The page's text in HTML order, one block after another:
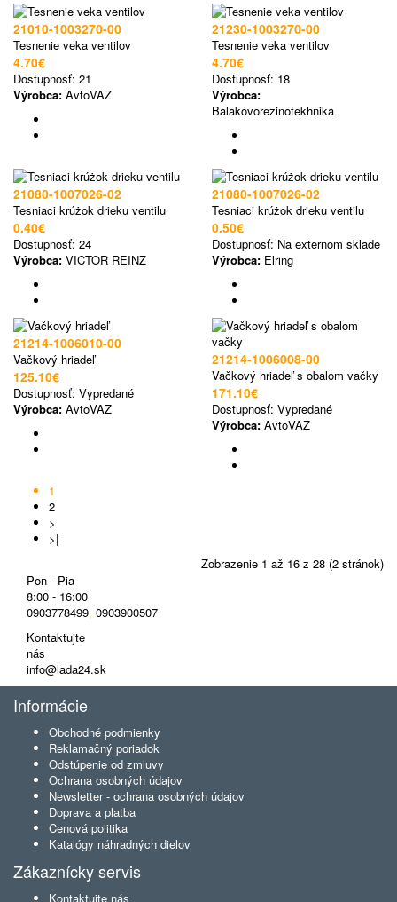
21010-1003270-00
Tesnenie veka ventilov
4.70€
Dostupnosť: 21
Výrobca: AvtoVAZ
21230-1003270-00
Tesnenie veka ventilov
4.70€
Dostupnosť: 18
Výrobca:
Balakovorezinotekhnika
21080-1007026-02
Tesniaci krúżok drieku ventilu
0.40€
Dostupnosť: 24
Výrobca: VICTOR REINZ
21080-1007026-02
Tesniaci krúżok drieku ventilu
0.50€
Dostupnosť: Na externom sklade
Výrobca: Elring
21214-1006010-00
Vačkový hriadeľ
125.10€
Dostupnosť: Vypredané
Výrobca: AvtoVAZ
21214-1006008-00
Vačkový hriadeľ s obalom vačky
171.10€
Dostupnosť: Vypredané
Výrobca: AvtoVAZ
1
2
>
>|
Zobrazenie 1 až 16 z 28 (2 stránok)
Pon - Pia
8:00 - 16:00
0903778499, 0903900507
Kontaktujte
nás
info@lada24.sk
Informácie
Obchodné podmienky
Reklamačný poriadok
Odstúpenie od zmluvy
Ochrana osobných údajov
Newsletter - ochrana osobných údajov
Doprava a platba
Cenová politika
Katalógy náhradných dielov
Zákaznícky servis
Kontaktujte nás